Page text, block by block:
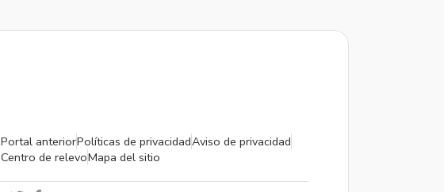
Portal anteriorPolíticas de privacidadAviso de privacidad
Centro de relevoMapa del sitio